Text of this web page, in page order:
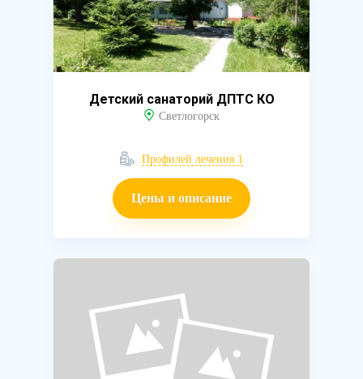
Детский санаторий ДПТС КО
Светлогорск
Профилей лечения 1
Цены и описание